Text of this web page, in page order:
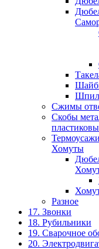
Сжимы
Скобы
Хомуты
Разное
17. Звонки
18. Рубильники
19. Сварочное
20.